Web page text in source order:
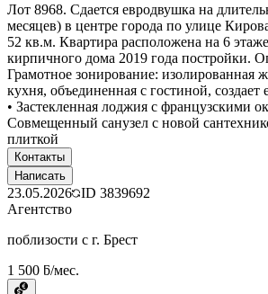
Лот 8968. Сдается евродвушка на
месяцев) в центре города по улице
52 кв.м. Квартира расположена на 6
кирпичного дома 2019 года постройки.
Грамотное зонирование: изолированная
кухня, объединенная с гостиной, создает
• Застекленная лоджия с французскими
Совмещенный санузел с новой
плиткой
Контакты
Написать
23.05.2026 ID 3839692
Агентство
поблизости с г. Брест
1 500 ƃ/мес.